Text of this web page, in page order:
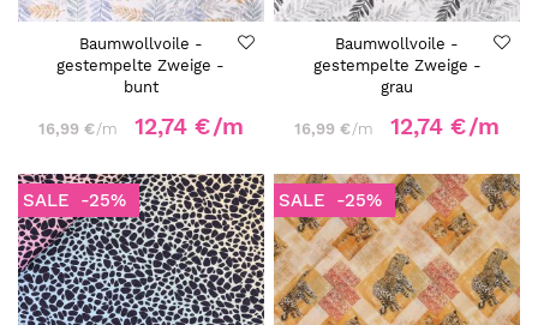
Baumwollvoile -
gestempelte Zweige -
bunt
16,99 €/m 12,74 €/m
Baumwollvoile -
gestempelte Zweige -
grau
16,99 €/m 12,74 €/m
SALE -25% SALE -25%